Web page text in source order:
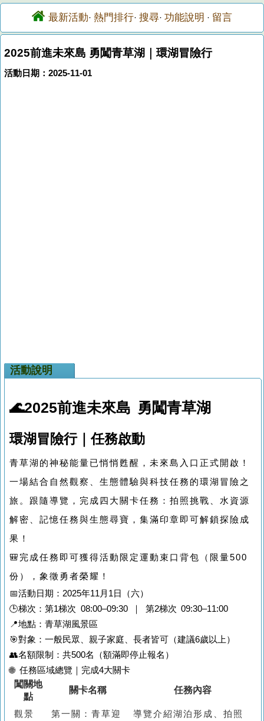
最新活動· 熱門排行· 搜尋· 功能說明 · 留言
2025前進未來島 勇闖青草湖｜環湖冒險行
活動日期：2025-11-01
活動說明
🌊2025前進未來島 勇闖青草湖
環湖冒險行｜任務啟動
青草湖的神秘能量已悄悄甦醒， 未來島入口 正式開啟！
一場結合自然觀察、生態體驗與科技任務的環湖冒險之
旅。跟隨導覽，完成四大關卡任務：拍照挑戰、水資源
解密、記憶任務與生態尋寶，集滿印章即可解鎖探險成
果！
🎒完成任務即可獲得活動限定運動束口背包（限量500
份）
，象徵勇者榮耀！
📅活動日期：2025年11月1日（六）
🕒梯次：第1梯次 08:00–09:30 ｜ 第2梯次 09:30–11:00
📍地點：青草湖風景區
🎯對象：一般民眾、親子家庭、長者皆可（建議6歲以上）
👥名額限制：共500名（額滿即停止報名）
🌐 任務區域總覽｜完成4大關卡
闖關地
點
關卡名稱 任務內容
觀景
第一關：青草迎
導覽介紹湖泊形成、拍照